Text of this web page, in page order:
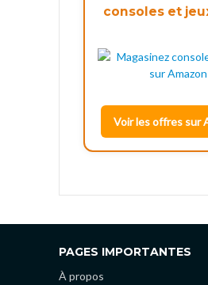
consoles et
Voir les offres sur
PAGES IMPORTANTES
À propos